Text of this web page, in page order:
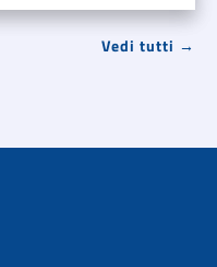
Vedi tutti →